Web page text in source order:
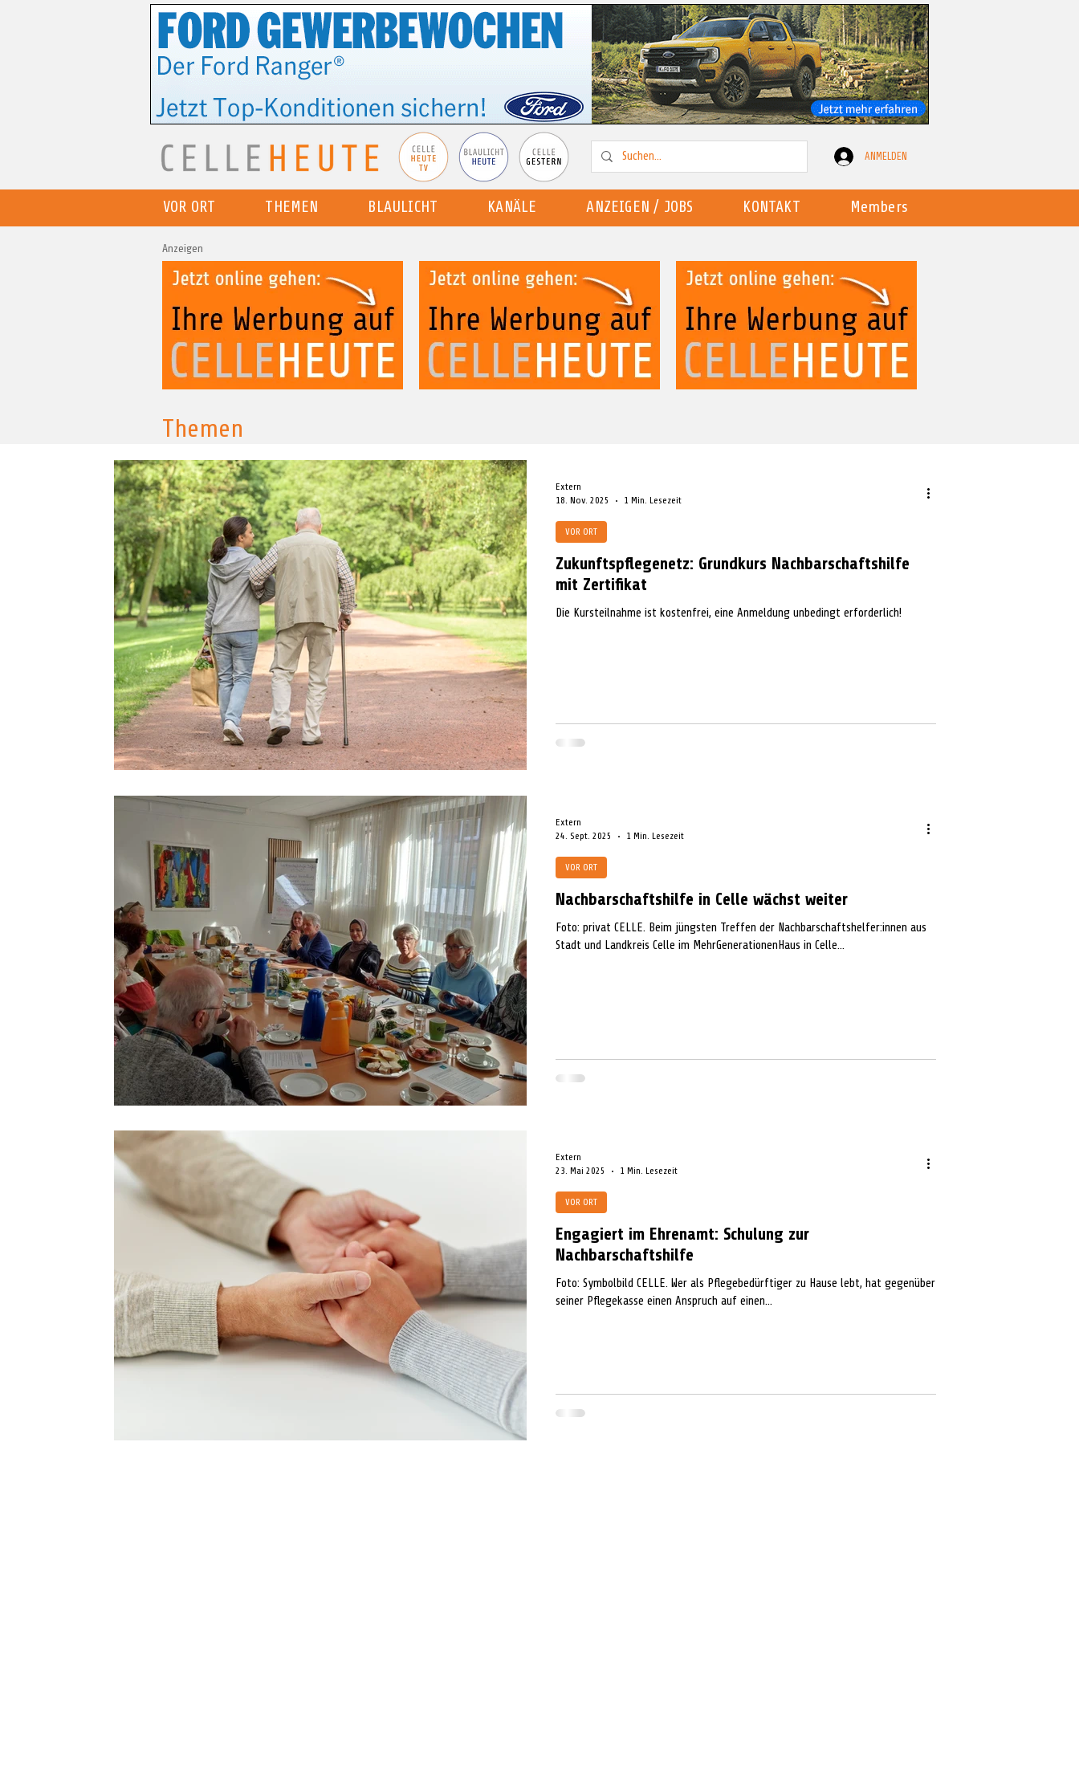
ANMELDEN
VOR ORT THEMEN BLAULICHT KANÄLE ANZEIGEN / JOBS KONTAKT Members
Anzeigen
Themen
Zukunftspflegenetz: Grundkurs Nachbarschaftshilfe
mit Zertifikat
Die Kursteilnahme ist kostenfrei, eine Anmeldung unbedingt erforderlich!
VOR ORT
Extern
18. Nov. 2025
1 Min. Lesezeit
Nachbarschaftshilfe in Celle wächst weiter
Foto: privat CELLE. Beim jüngsten Treffen der Nachbarschaftshelfer:innen aus
Stadt und Landkreis Celle im MehrGenerationenHaus in Celle...
VOR ORT
Extern
24. Sept. 2025
1 Min. Lesezeit
Engagiert im Ehrenamt: Schulung zur
Nachbarschaftshilfe
Foto: Symbolbild CELLE. Wer als Pflegebedürftiger zu Hause lebt, hat gegenüber
seiner Pflegekasse einen Anspruch auf einen...
VOR ORT
Extern
23. Mai 2025
1 Min. Lesezeit